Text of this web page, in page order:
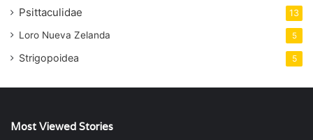
Psittaculidae 13
Loro Nueva Zelanda 5
Strigopoidea 5
Most Viewed Stories